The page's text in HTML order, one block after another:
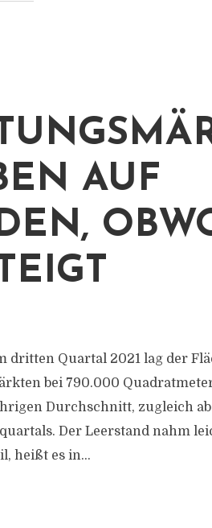
AUF
dritten Quartal 2021 lag der
bei 790.000
Durchschnitt, zugleich
Der Leerstand nahm
heißt es in...